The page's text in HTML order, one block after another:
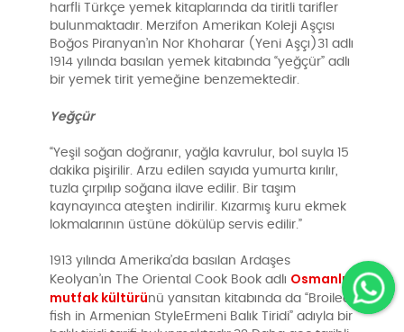
harfli Türkçe yemek kitaplarında da tiritli tarifler
bulunmaktadır. Merzifon Amerikan Koleji Aşçısı
Boğos Piranyan’ın Nor Khoharar (Yeni Aşçı)31 adlı
1914 yılında basılan yemek kitabında “yeğçür” adlı
bir yemek tirit yemeğine benzemektedir.
Yeğçür
“Yeşil soğan doğranır, yağla kavrulur, bol suyla 15
dakika pişirilir. Arzu edilen sayıda yumurta kırılır,
tuzla çırpılıp soğana ilave edilir. Bir taşım
kaynayınca ateşten indirilir. Kızarmış kuru ekmek
lokmalarının üstüne dökülüp servis edilir.”
1913 yılında Amerika’da basılan Ardaşes
Keolyan’ın The Oriental Cook Book adlı Osmanlı
mutfak kültürünü yansıtan kitabında da “Broiled
fish in Armenian StyleErmeni Balık Tiridi” adıyla bir